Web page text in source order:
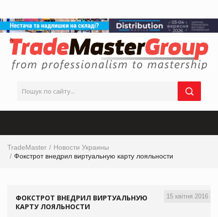
TradeMaster
Новости Украины
Фокстрот внедрил виртуальную карту лояльности
15 квітня 2016
ФОКСТРОТ ВНЕДРИЛ ВИРТУАЛЬНУЮ
КАРТУ ЛОЯЛЬНОСТИ